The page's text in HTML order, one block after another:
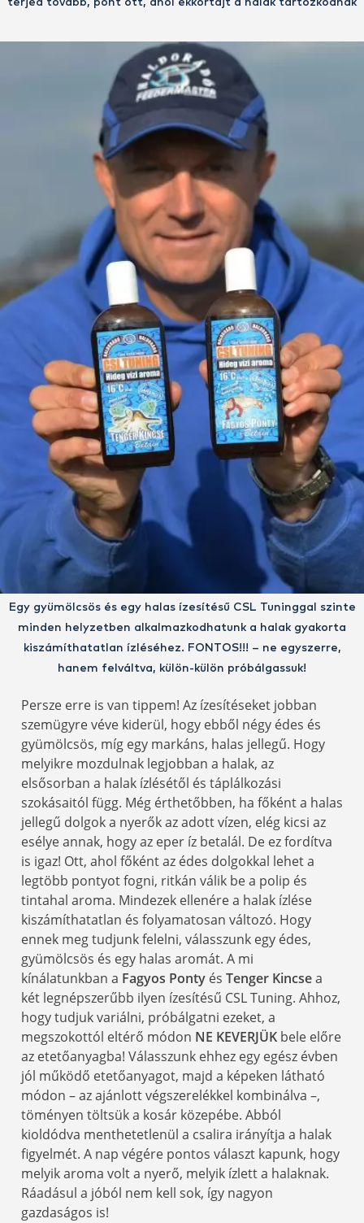
terjed tovább, pont ott, ahol ekkortájt a halak tartózkodnak
Egy gyümölcsös és egy halas ízesítésű CSL Tuninggal szinte
minden helyzetben alkalmazkodhatunk a halak gyakorta
kiszámíthatatlan ízléséhez. FONTOS!!! – ne egyszerre,
hanem felváltva, külön-külön próbálgassuk!
Persze erre is van tippem! Az ízesítéseket jobban
szemügyre véve kiderül, hogy ebből négy édes és
gyümölcsös, míg egy markáns, halas jellegű. Hogy
melyikre mozdulnak legjobban a halak, az
elsősorban a halak ízlésétől és táplálkozási
szokásaitól függ. Még érthetőbben, ha főként a halas
jellegű dolgok a nyerők az adott vízen, elég kicsi az
esélye annak, hogy az eper íz betalál. De ez fordítva
is igaz! Ott, ahol főként az édes dolgokkal lehet a
legtöbb pontyot fogni, ritkán válik be a polip és
tintahal aroma. Mindezek ellenére a halak ízlése
kiszámíthatatlan és folyamatosan változó. Hogy
ennek meg tudjunk felelni, válasszunk egy édes,
gyümölcsös és egy halas aromát. A mi
kínálatunkban a Fagyos Ponty és Tenger Kincsea
két legnépszerűbb ilyen ízesítésű CSL Tuning. Ahhoz,
hogy tudjuk variálni, próbálgatni ezeket, a
megszokottól eltérő módon NE KEVERJÜK bele előre
az etetőanyagba! Válasszunk ehhez egy egész évben
jól működő etetőanyagot, majd a képeken látható
módon – az ajánlott végszerelékkel kombinálva –,
töményen töltsük a kosár közepébe. Abból
kioldódva menthetetlenül a csalira irányítja a halak
figyelmét. A nap végére pontos választ kapunk, hogy
melyik aroma volt a nyerő, melyik ízlett a halaknak.
Ráadásul a jóból nem kell sok, így nagyon
gazdaságos is!